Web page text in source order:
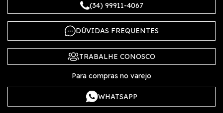
(34) 99911-4067
DÚVIDAS FREQUENTES
TRABALHE CONOSCO
Para compras no varejo
WHATSAPP